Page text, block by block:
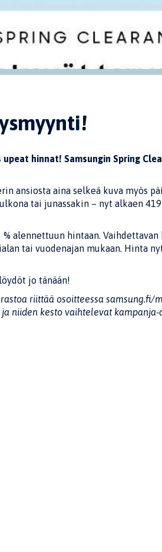
hinnat! Samsungin Spring
ansiosta aina selkeä kuva myös
tai junassakin – nyt alkaen
alennettuun hintaan.
tai vuodenajan mukaan. Hinta
jo tänään!
riittää osoitteessa samsung.fi/
niiden kesto vaihtelevat